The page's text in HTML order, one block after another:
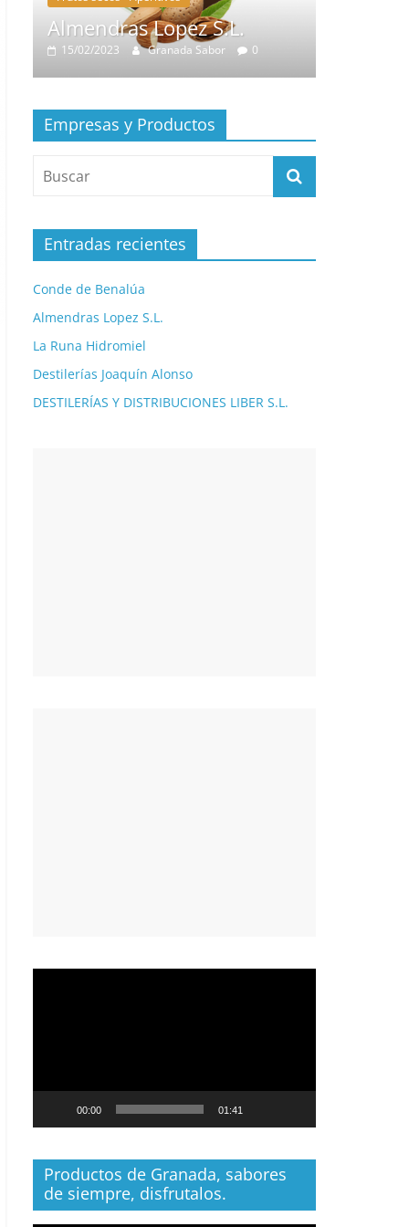
Almendras Lopez S.L.
15/02/2023 Granada Sabor 0
Empresas y Productos
Entradas recientes
Conde de Benalúa
Almendras Lopez S.L.
La Runa Hidromiel
Destilerías Joaquín Alonso
DESTILERÍAS Y DISTRIBUCIONES LIBER S.L.
00:00 01:41
Productos de Granada, sabores
de siempre, disfrutalos.